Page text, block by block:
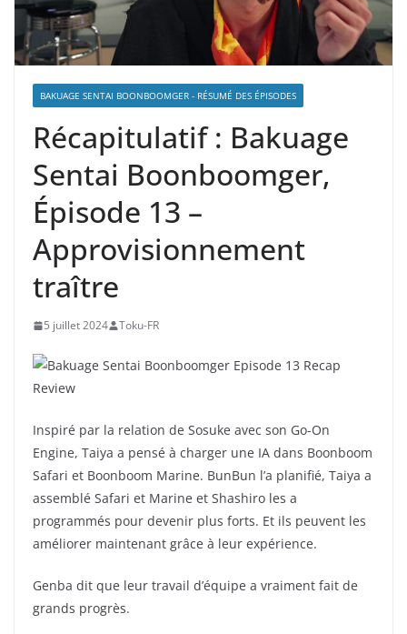
BAKUAGE SENTAI BOONBOOMGER - RÉSUMÉ DES ÉPISODES
Récapitulatif : Bakuage
Sentai Boonboomger,
Épisode 13 –
Approvisionnement
traître
5 juillet 2024 Toku-FR
Inspiré par la relation de Sosuke avec son Go-On
Engine, Taiya a pensé à charger une IA dans Boonboom
Safari et Boonboom Marine. BunBun l’a planifié, Taiya a
assemblé Safari et Marine et Shashiro les a
programmés pour devenir plus forts. Et ils peuvent les
améliorer maintenant grâce à leur expérience.
Genba dit que leur travail d’équipe a vraiment fait de
grands progrès.